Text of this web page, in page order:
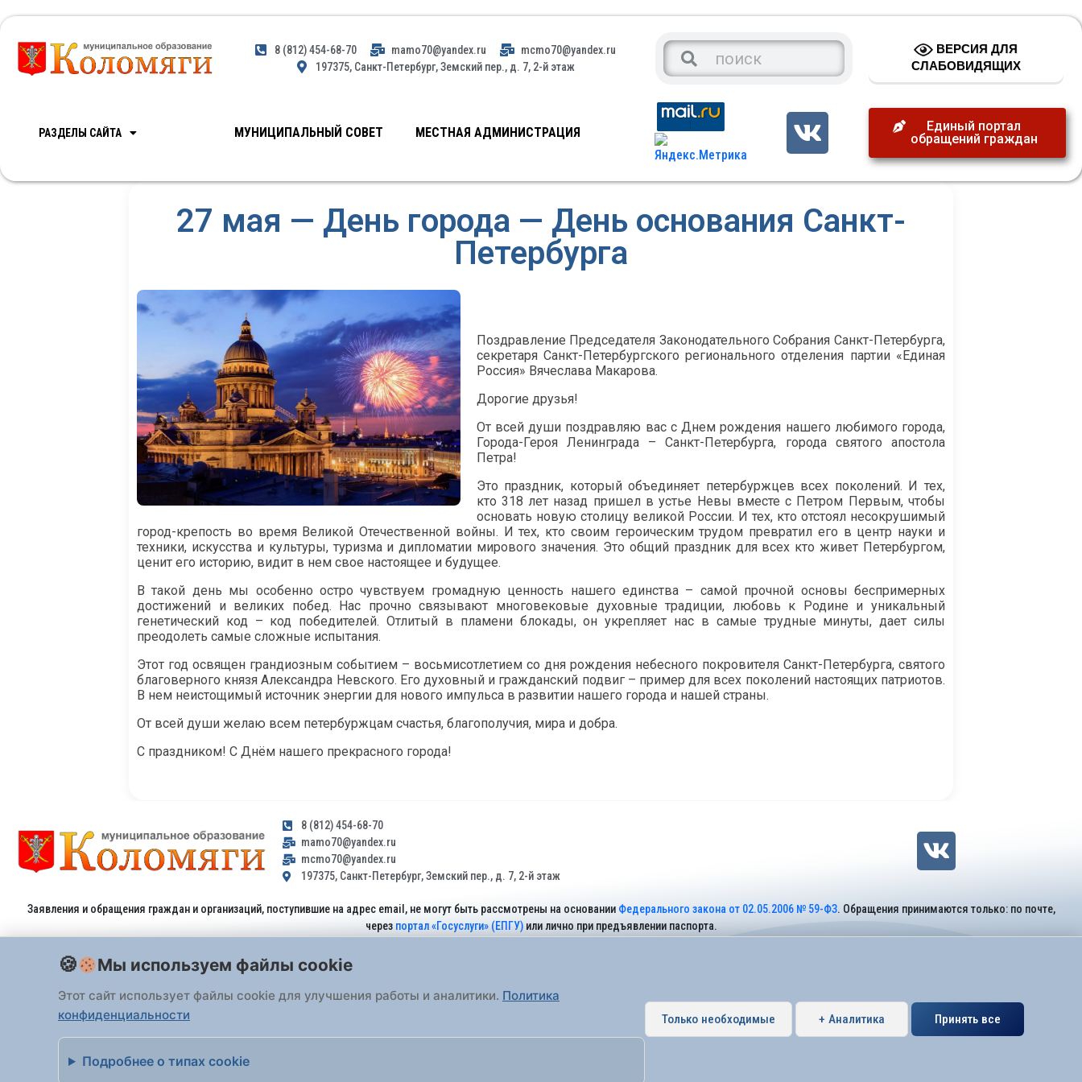
8 (812) 454-68-70 mamo70@yandex.ru
mcmo70@yandex.ru
197375, Санкт-Петербург, Земский пер., д. 7, 2-й этаж
ВЕРСИЯ ДЛЯ
СЛАБОВИДЯЩИХ
РАЗДЕЛЫ САЙТА МУНИЦИПАЛЬНЫЙ СОВЕТ МЕСТНАЯ АДМИНИСТРАЦИЯ
Единый портал
обращений граждан
27 мая — День города — День основания Санкт-
Петербурга
Поздравление Председателя Законодательного Собрания Санкт-Петербурга,
секретаря Санкт-Петербургского регионального отделения партии «Единая
Россия» Вячеслава Макарова.
Дорогие друзья!
От всей души поздравляю вас с Днем рождения нашего любимого города,
Города-Героя Ленинграда – Санкт-Петербурга, города святого апостола
Петра!
Это праздник, который объединяет петербуржцев всех поколений. И тех,
кто 318 лет назад пришел в устье Невы вместе с Петром Первым, чтобы
основать новую столицу великой России. И тех, кто отстоял несокрушимый
город-крепость во время Великой Отечественной войны. И тех, кто своим героическим трудом превратил его в центр науки и
техники, искусства и культуры, туризма и дипломатии мирового значения. Это общий праздник для всех кто живет Петербургом,
ценит его историю, видит в нем свое настоящее и будущее.
В такой день мы особенно остро чувствуем громадную ценность нашего единства – самой прочной основы беспримерных
достижений и великих побед. Нас прочно связывают многовековые духовные традиции, любовь к Родине и уникальный
генетический код – код победителей. Отлитый в пламени блокады, он укрепляет нас в самые трудные минуты, дает силы
преодолеть самые сложные испытания.
Этот год освящен грандиозным событием – восьмисотлетием со дня рождения небесного покровителя Санкт-Петербурга, святого
благоверного князя Александра Невского. Его духовный и гражданский подвиг – пример для всех поколений настоящих патриотов.
В нем неистощимый источник энергии для нового импульса в развитии нашего города и нашей страны.
От всей души желаю всем петербуржцам счастья, благополучия, мира и добра.
С праздником! С Днём нашего прекрасного города!
8 (812) 454-68-70
mamo70@yandex.ru
mcmo70@yandex.ru
197375, Санкт-Петербург, Земский пер., д. 7, 2-й этаж
Заявления и обращения граждан и организаций, поступившие на адрес email, не могут быть рассмотрены на основании Федерального закона от 02.05.2006 № 59-ФЗ. Обращения принимаются только: по почте,
через портал «Госуслуги» (ЕПГУ)или лично при предъявлении паспорта.
Все права защищены 2026 Внутригородское муниципальное образование города федерального значения Санкт-Петербурга муниципальный округ Коломяги.
Мы используем файлы cookie
Этот сайт использует файлы cookie для улучшения работы и аналитики. Политика
конфиденциальности
Подробнее о типах cookie
Только необходимые + Аналитика Принять все